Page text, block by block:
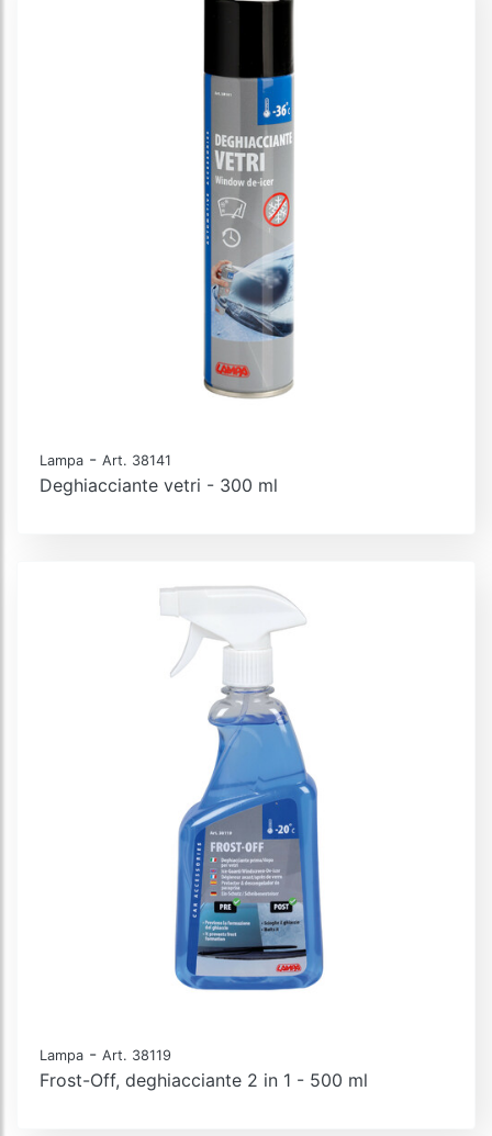
Lampa - Art. 38141
Deghiacciante vetri - 300 ml
Lampa - Art. 38119
Frost-Off, deghiacciante 2 in 1 - 500 ml